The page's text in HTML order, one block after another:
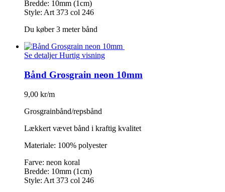
Bredde: 10mm (1cm)
Style: Art 373 col 246
Du køber 3 meter bånd
Se detaljerHurtig visning
Bånd Grosgrain neon 10mm
9,00 kr/m
Grosgrainbånd/repsbånd
Lækkert vævet bånd i kraftig kvalitet
Materiale: 100% polyester
Farve: neon koral
Bredde: 10mm (1cm)
Style: Art 373 col 246